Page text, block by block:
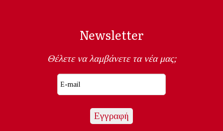
Newsletter
Θέλετε να λαμβάνετε τα νέα μας;